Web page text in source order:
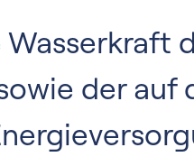
der auf